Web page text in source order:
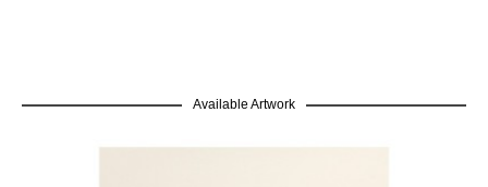
Available Artwork